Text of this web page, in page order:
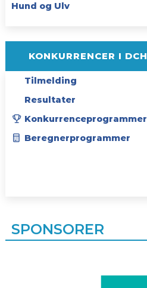
Hund og Ulv
KONKURRENCER I DCH
Tilmelding
Resultater
Konkurrenceprogrammer
Beregnerprogrammer
SPONSORER